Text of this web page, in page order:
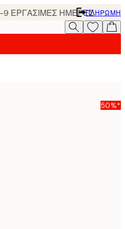
ΕΡΓΑΣΙΜΕΣ ΗΜΕΡΕΣΠΛΗΡΩΜΉ
50%*